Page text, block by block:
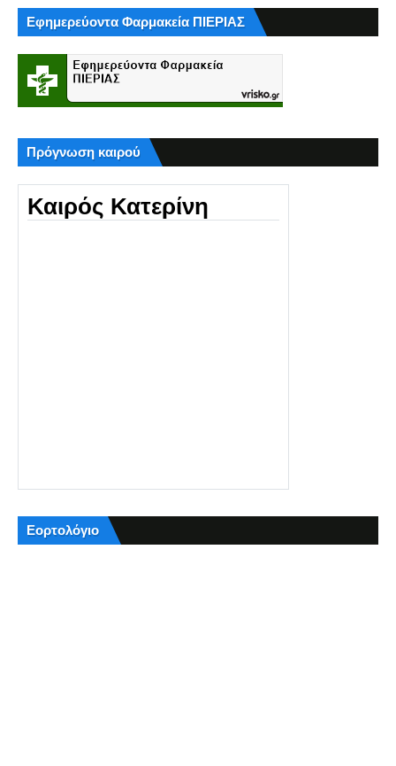
Εφημερεύοντα Φαρμακεία ΠΙΕΡΙΑΣ
Πρόγνωση καιρού
Καιρός Κατερίνη
Εορτολόγιο